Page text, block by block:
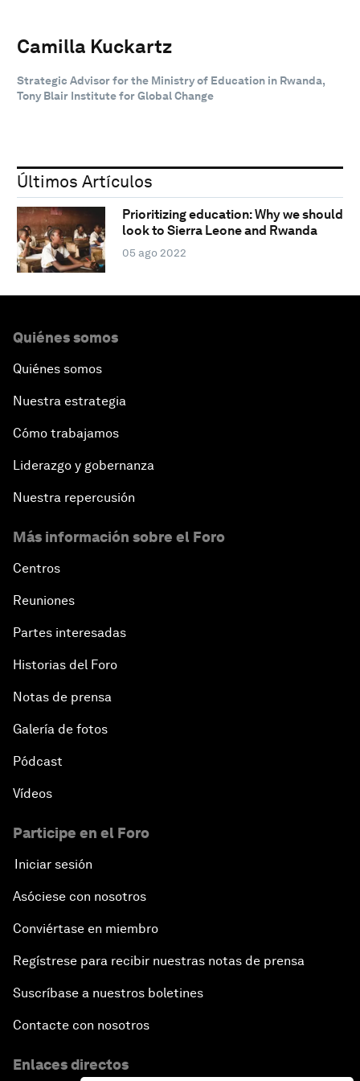
Camilla Kuckartz
Strategic Advisor for the Ministry of Education in Rwanda,
Tony Blair Institute for Global Change
Últimos Artículos
Prioritizing education: Why we should
look to Sierra Leone and Rwanda
05 ago 2022
Quiénes somos
Quiénes somos
Nuestra estrategia
Cómo trabajamos
Liderazgo y gobernanza
Nuestra repercusión
Más información sobre el Foro
Centros
Reuniones
Partes interesadas
Historias del Foro
Notas de prensa
Galería de fotos
Pódcast
Vídeos
Participe en el Foro
Iniciar sesión
Asóciese con nosotros
Conviértase en miembro
Regístrese para recibir nuestras notas de prensa
Suscríbase a nuestros boletines
Contacte con nosotros
Enlaces directos